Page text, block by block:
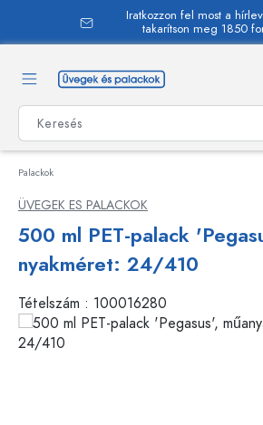
Iratkozzon fel most a
takarítson meg 1850
Palackok
ÜVEGEK ES PALACKOK
500 ml PET-palack
nyakméret: 24/410
Tételszám : 100016280